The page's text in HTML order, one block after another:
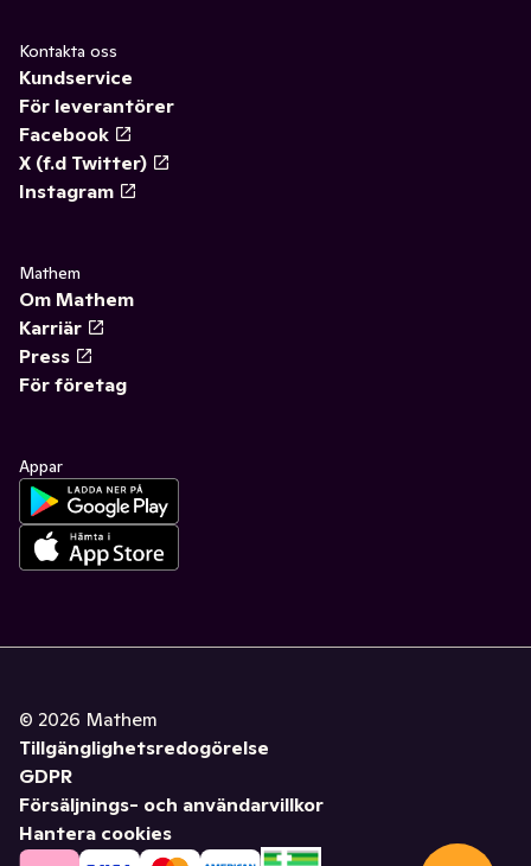
Kontakta oss
Kundservice
För leverantörer
Facebook
X (f.d Twitter)
Instagram
Mathem
Om Mathem
Karriär
Press
För företag
Appar
© 2026 Mathem
Tillgänglighetsredogörelse
GDPR
Försäljnings- och användarvillkor
Hantera cookies